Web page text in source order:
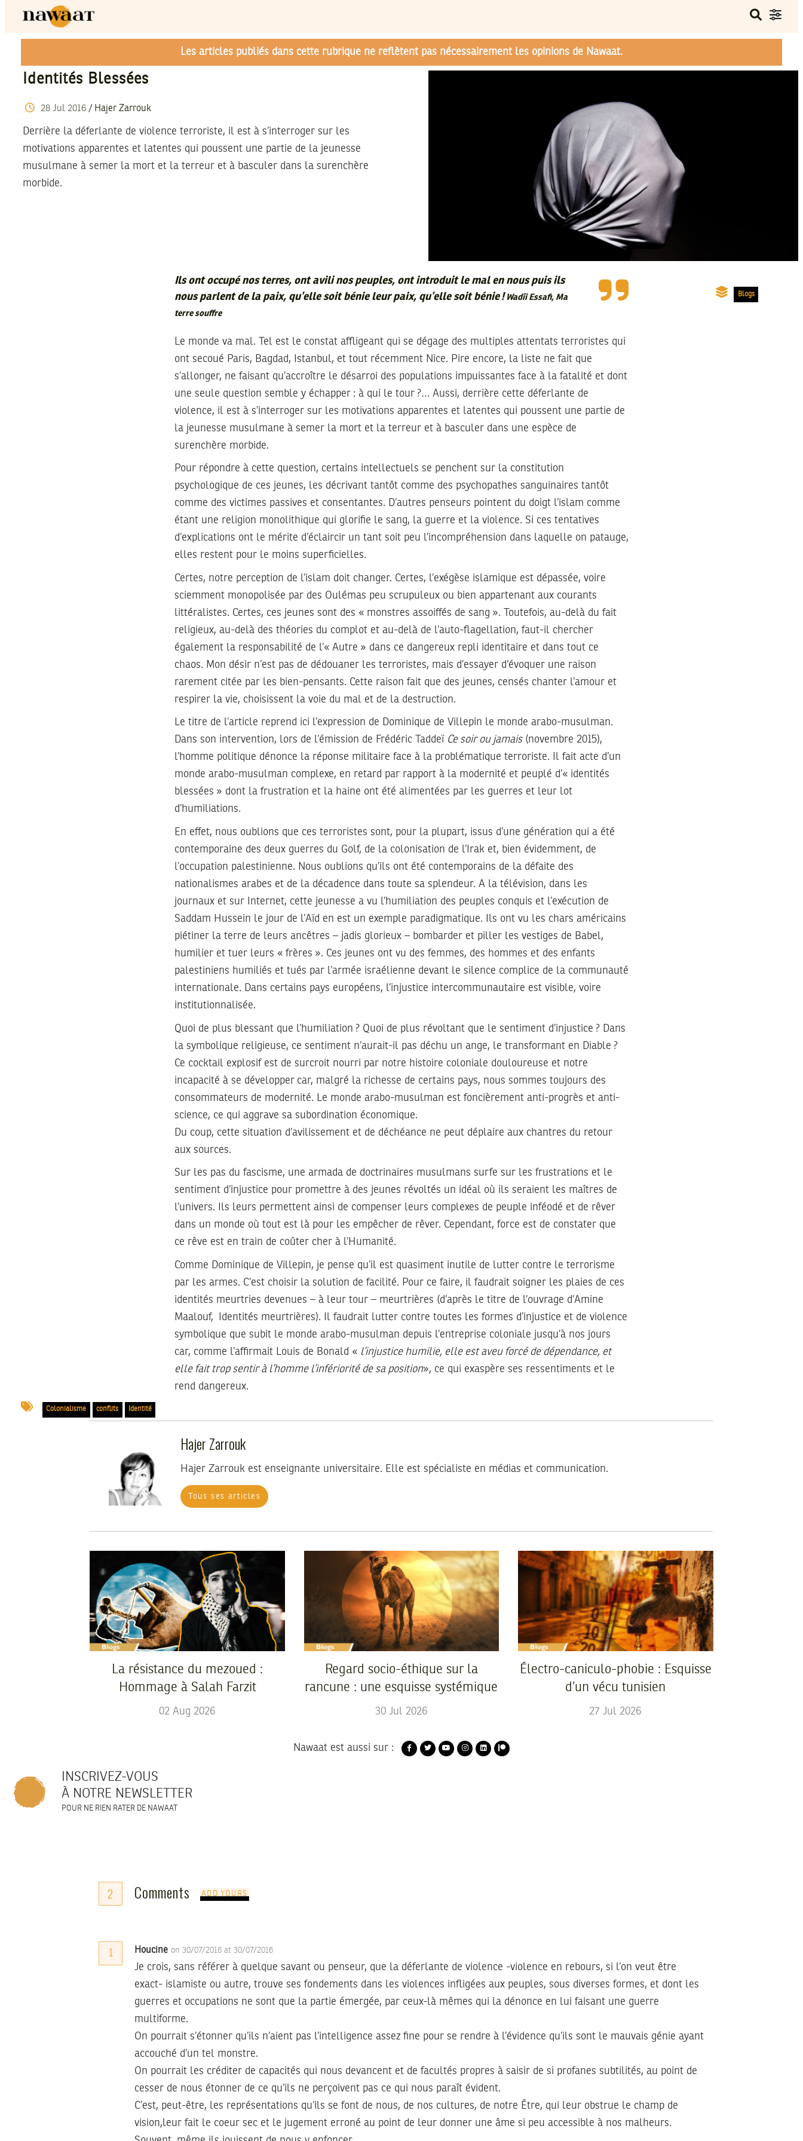
Les articles publiés dans cette rubrique ne reflètent pas nécessairement les opinions de Nawaat.
Identités Blessées
28 Jul 2016/ Hajer Zarrouk
Derrière la déferlante de violence terroriste, il est à s’interroger sur les
motivations apparentes et latentes qui poussent une partie de la jeunesse
musulmane à semer la mort et la terreur et à basculer dans la surenchère
morbide.
Blogs
Ils ont occupé nos terres, ont avili nos peuples, ont introduit le mal en nous puis ils
nous parlent de la paix, qu’elle soit bénie leur paix, qu’elle soit bénie ! Wadîi Essafi, Ma
terre souffre
Le monde va mal. Tel est le constat affligeant qui se dégage des multiples attentats terroristes qui
ont secoué Paris, Bagdad, Istanbul, et tout récemment Nice. Pire encore, la liste ne fait que
s’allonger, ne faisant qu’accroître le désarroi des populations impuissantes face à la fatalité et dont
une seule question semble y échapper : à qui le tour ?… Aussi, derrière cette déferlante de
violence, il est à s’interroger sur les motivations apparentes et latentes qui poussent une partie de
la jeunesse musulmane à semer la mort et la terreur et à basculer dans une espèce de
surenchère morbide.
Pour répondre à cette question, certains intellectuels se penchent sur la constitution
psychologique de ces jeunes, les décrivant tantôt comme des psychopathes sanguinaires tantôt
comme des victimes passives et consentantes. D’autres penseurs pointent du doigt l’islam comme
étant une religion monolithique qui glorifie le sang, la guerre et la violence. Si ces tentatives
d’explications ont le mérite d’éclaircir un tant soit peu l’incompréhension dans laquelle on patauge,
elles restent pour le moins superficielles.
Certes, notre perception de l’islam doit changer. Certes, l’exégèse islamique est dépassée, voire
sciemment monopolisée par des Oulémas peu scrupuleux ou bien appartenant aux courants
littéralistes. Certes, ces jeunes sont des « monstres assoiffés de sang ». Toutefois, au-delà du fait
religieux, au-delà des théories du complot et au-delà de l’auto-flagellation, faut-il chercher
également la responsabilité de l’« Autre » dans ce dangereux repli identitaire et dans tout ce
chaos. Mon désir n’est pas de dédouaner les terroristes, mais d’essayer d’évoquer une raison
rarement citée par les bien-pensants. Cette raison fait que des jeunes, censés chanter l’amour et
respirer la vie, choisissent la voie du mal et de la destruction.
Le titre de l’article reprend ici l’expression de Dominique de Villepin le monde arabo-musulman.
Dans son intervention, lors de l’émission de Frédéric Taddeï Ce soir ou jamais(novembre 2015),
l’homme politique dénonce la réponse militaire face à la problématique terroriste. Il fait acte d’un
monde arabo-musulman complexe, en retard par rapport à la modernité et peuplé d’« identités
blessées » dont la frustration et la haine ont été alimentées par les guerres et leur lot
d’humiliations.
En effet, nous oublions que ces terroristes sont, pour la plupart, issus d’une génération qui a été
contemporaine des deux guerres du Golf, de la colonisation de l’Irak et, bien évidemment, de
l’occupation palestinienne. Nous oublions qu’ils ont été contemporains de la défaite des
nationalismes arabes et de la décadence dans toute sa splendeur. A la télévision, dans les
journaux et sur Internet, cette jeunesse a vu l’humiliation des peuples conquis et l’exécution de
Saddam Hussein le jour de l’Aïd en est un exemple paradigmatique. Ils ont vu les chars américains
piétiner la terre de leurs ancêtres – jadis glorieux – bombarder et piller les vestiges de Babel,
humilier et tuer leurs « frères ». Ces jeunes ont vu des femmes, des hommes et des enfants
palestiniens humiliés et tués par l’armée israélienne devant le silence complice de la communauté
internationale. Dans certains pays européens, l’injustice intercommunautaire est visible, voire
institutionnalisée.
Quoi de plus blessant que l’humiliation ? Quoi de plus révoltant que le sentiment d’injustice ? Dans
la symbolique religieuse, ce sentiment n’aurait-il pas déchu un ange, le transformant en Diable ?
Ce cocktail explosif est de surcroit nourri par notre histoire coloniale douloureuse et notre
incapacité à se développer car, malgré la richesse de certains pays, nous sommes toujours des
consommateurs de modernité. Le monde arabo-musulman est foncièrement anti-progrès et anti-
science, ce qui aggrave sa subordination économique.
Du coup, cette situation d’avilissement et de déchéance ne peut déplaire aux chantres du retour
aux sources.
Sur les pas du fascisme, une armada de doctrinaires musulmans surfe sur les frustrations et le
sentiment d’injustice pour promettre à des jeunes révoltés un idéal où ils seraient les maîtres de
l’univers. Ils leurs permettent ainsi de compenser leurs complexes de peuple inféodé et de rêver
dans un monde où tout est là pour les empêcher de rêver. Cependant, force est de constater que
ce rêve est en train de coûter cher à l’Humanité.
Comme Dominique de Villepin, je pense qu’il est quasiment inutile de lutter contre le terrorisme
par les armes. C’est choisir la solution de facilité. Pour ce faire, il faudrait soigner les plaies de ces
identités meurtries devenues – à leur tour – meurtrières (d’après le titre de l’ouvrage d’Amine
Maalouf, Identités meurtrières). Il faudrait lutter contre toutes les formes d’injustice et de violence
symbolique que subit le monde arabo-musulman depuis l’entreprise coloniale jusqu’à nos jours
car, comme l’affirmait Louis de Bonald « l’injustice humilie, elle est aveu forcé de dépendance, et
elle fait trop sentir à l’homme l’infériorité de sa position», ce qui exaspère ses ressentiments et le
rend dangereux.
Colonialisme conflits Identité
Hajer Zarrouk
Hajer Zarrouk est enseignante universitaire. Elle est spécialiste en médias et communication.
Tous ses articles
La résistance du mezoued :
Hommage à Salah Farzit
02 Aug 2026
Regard socio-éthique sur la
rancune : une esquisse systémique
30 Jul 2026
Électro-caniculo-phobie : Esquisse
d’un vécu tunisien
27 Jul 2026
Nawaat est aussi sur :
INSCRIVEZ-VOUS
À NOTRE NEWSLETTER
POUR NE RIEN RATER DE NAWAAT
2 Comments ADD YOURS
1 Houcine on 30/07/2016 at 30/07/2016
Je crois, sans référer à quelque savant ou penseur, que la déferlante de violence -violence en rebours, si l’on veut être
exact- islamiste ou autre, trouve ses fondements dans les violences infligées aux peuples, sous diverses formes, et dont les
guerres et occupations ne sont que la partie émergée, par ceux-là mêmes qui la dénonce en lui faisant une guerre
multiforme.
On pourrait s’étonner qu’ils n’aient pas l’intelligence assez fine pour se rendre à l’évidence qu’ils sont le mauvais génie ayant
accouché d’un tel monstre.
On pourrait les créditer de capacités qui nous devancent et de facultés propres à saisir de si profanes subtilités, au point de
cesser de nous étonner de ce qu’ils ne perçoivent pas ce qui nous paraît évident.
C’est, peut-être, les représentations qu’ils se font de nous, de nos cultures, de notre Être, qui leur obstrue le champ de
vision,leur fait le coeur sec et le jugement erroné au point de leur donner une âme si peu accessible à nos malheurs.